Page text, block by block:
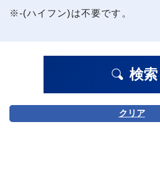
※-(ハイフン)は不要です。
検索
クリア